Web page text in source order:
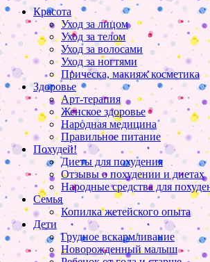
Красота
Уход за лицом
Уход за телом
Уход за волосами
Уход за ногтями
Прическа, макияж косметика
Здоровье
Арт-терапия
Женское здоровье
Народная медицина
Правильное питание
Похудей!
Диеты для похудения
Отзывы о похудении и диетах
Народные средства для
Семья
Копилка жетейского опыта
Дети
Грудное вскармливание
Новорожденный малыш